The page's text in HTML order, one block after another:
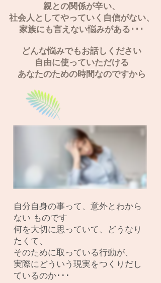
親との関係が辛い、
社会人としてやっていく自信がない、
家族にも言えない悩みがある･･･
どんな悩みでもお話しください
自由に使っていただける
あなたのための時間なのですから
自分自身の事って、意外とわから
ない ものです
何を大切に思っていて、どうなり
たくて、
そのために取っている行動が、
実際にどういう現実をつくりだし
ているのか･･･